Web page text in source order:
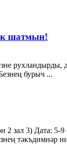
шатмын!
рухландырды,
бурыч ...
зал 3) Дата: 5-
тәкъдимнәр